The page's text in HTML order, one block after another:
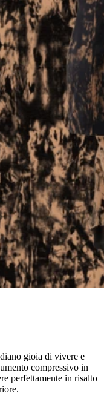
gioia di vivere e
compressivo in
perfettamente in risalto